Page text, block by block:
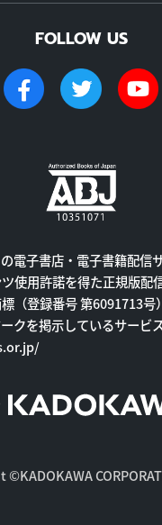
FOLLOW US
電子書店・電子書籍配信
使用許諾を得た正規版配
（登録番号 第6091713号
クを掲示しているサービ